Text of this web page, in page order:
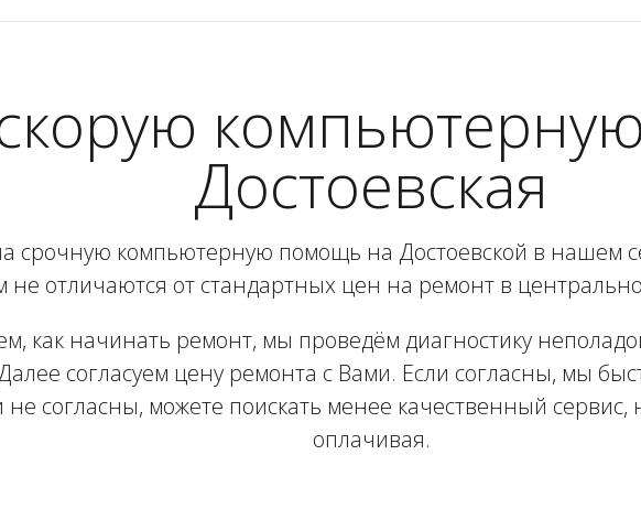
Достоевская
срочную компьютерную помощь на Достоевской в нашем
не отличаются от стандартных цен на ремонт в
как начинать ремонт, мы проведём диагностику
согласуем цену ремонта с Вами. Если согласны, мы
не согласны, можете поискать менее качественный
оплачивая.